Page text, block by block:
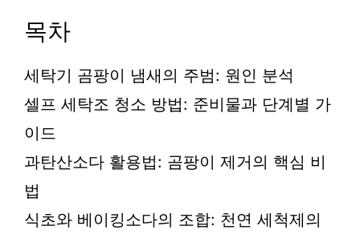
목차
세탁기 곰팡이 냄새의 주범: 원인 분석
셀프 세탁조 청소 방법: 준비물과 단계별 가
이드
과탄산소다 활용법: 곰팡이 제거의 핵심 비
법
식초와 베이킹소다의 조합: 천연 세척제의